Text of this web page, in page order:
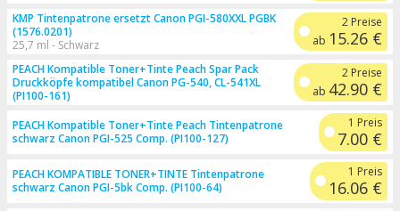
KMP Tintenpatrone ersetzt Canon PGI-580XXL PGBK
(1576.0201)
25,7 ml - Schwarz
2 Preise
ab 15.26 €
PEACH Kompatible Toner+Tinte Peach Spar Pack
Druckköpfe kompatibel Canon PG-540, CL-541XL
(PI100-161)
2 Preise
ab 42.90 €
PEACH Kompatible Toner+Tinte Peach Tintenpatrone
schwarz Canon PGI-525 Comp. (PI100-127)
1 Preis
7.00 €
PEACH KOMPATIBLE TONER+TINTE Tintenpatrone
schwarz Canon PGI-5bk Comp. (PI100-64)
1 Preis
16.06 €